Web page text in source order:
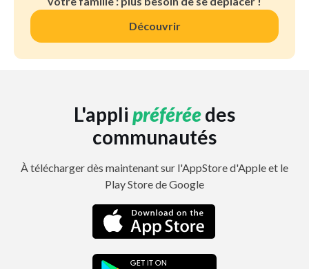
Découvrir
L'appli préféréedes
communautés
À télécharger dès maintenant sur l'AppStore d'Apple et le
Play Store de Google